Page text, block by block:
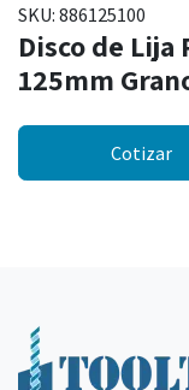
SKU: 886125100
Disco de Lija
125mm
Cotizar